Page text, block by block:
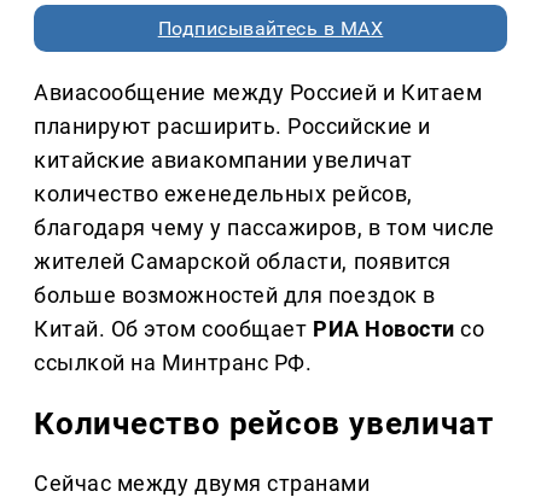
Подписывайтесь в MAX
Авиасообщение между Россией и Китаем
планируют расширить. Российские и
китайские авиакомпании увеличат
количество еженедельных рейсов,
благодаря чему у пассажиров, в том числе
жителей Самарской области, появится
больше возможностей для поездок в
Китай. Об этом сообщает РИА Новости со
ссылкой на Минтранс РФ.
Количество рейсов увеличат
Сейчас между двумя странами